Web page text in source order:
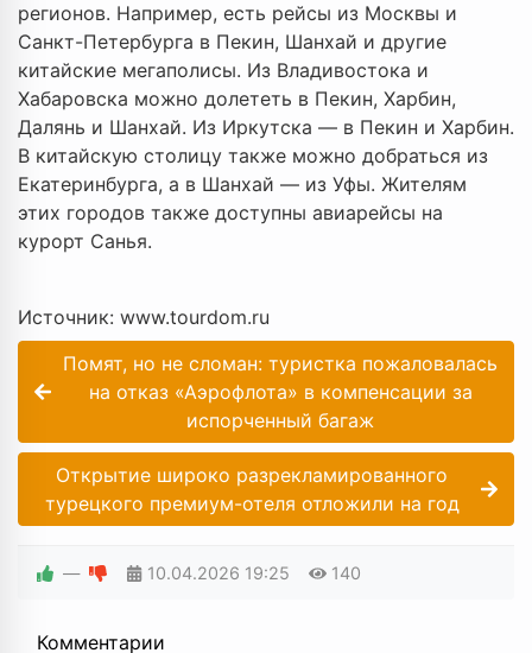
регионов. Например, есть рейсы из Москвы и
Санкт-Петербурга в Пекин, Шанхай и другие
китайские мегаполисы. Из Владивостока и
Хабаровска можно долететь в Пекин, Харбин,
Далянь и Шанхай. Из Иркутска — в Пекин и Харбин.
В китайскую столицу также можно добраться из
Екатеринбурга, а в Шанхай — из Уфы. Жителям
этих городов также доступны авиарейсы на
курорт Санья.
Источник: www.tourdom.ru
Помят, но не сломан: туристка пожаловалась
на отказ «Аэрофлота» в компенсации за
испорченный багаж
Открытие широко разрекламированного
турецкого премиум-отеля отложили на год
— 10.04.2026 19:25 140
Комментарии